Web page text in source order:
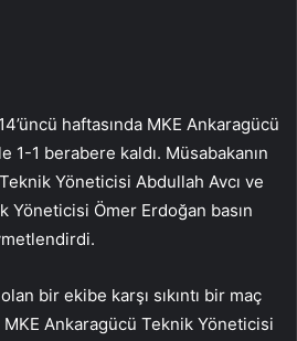
haftasında MKE Ankaragücü
1-1 berabere kaldı. Müsabakanın
Yöneticisi Abdullah Avcı ve
Yöneticisi Ömer Erdoğan basın
bir ekibe karşı sıkıntı bir maç
MKE Ankaragücü Teknik Yöneticisi